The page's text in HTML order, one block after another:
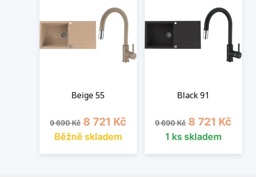
Beige 55
Běžná cena
9 690 Kč Cena
8 721 Kč
Běžně skladem
Black 91
Běžná cena
9 690 Kč Cena
8 721 Kč
1 ks skladem